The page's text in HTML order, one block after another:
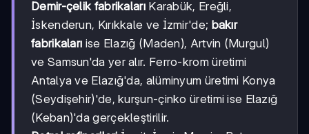
Demir-çelik fabrikalarıKarabük, Ereğli,
İskenderun, Kırıkkale ve İzmir'de; bakır
fabrikaları ise Elazığ (Maden), Artvin (Murgul)
ve Samsun'da yer alır. Ferro-krom üretimi
Antalya ve Elazığ'da, alüminyum üretimi Konya
(Seydişehir)'de, kurşun-çinko üretimi ise Elazığ
(Keban)'da gerçekleştirilir.